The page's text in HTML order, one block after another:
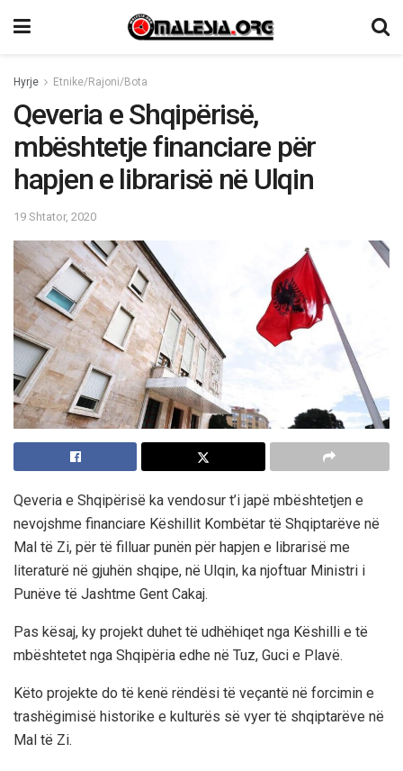
Hyrje Etnike/Rajoni/Bota
Qeveria e Shqipërisë,
mbështetje financiare për
hapjen e librarisë në Ulqin
19 Shtator, 2020
Qeveria e Shqipërisë ka vendosur t’i japë mbështetjen e
nevojshme financiare Këshillit Kombëtar të Shqiptarëve në
Mal të Zi, për të filluar punën për hapjen e librarisë me
literaturë në gjuhën shqipe, në Ulqin, ka njoftuar Ministri i
Punëve të Jashtme Gent Cakaj.
Pas kësaj, ky projekt duhet të udhëhiqet nga Këshilli e të
mbështetet nga Shqipëria edhe në Tuz, Guci e Plavë.
Këto projekte do të kenë rëndësi të veçantë në forcimin e
trashëgimisë historike e kulturës së vyer të shqiptarëve në
Mal të Zi.